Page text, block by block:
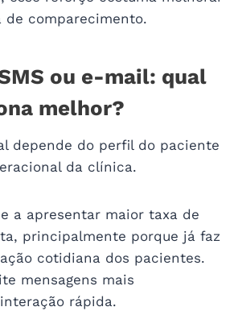
de comparecimento.
ou e-mail: qual
melhor?
depende do perfil do paciente
da clínica.
a apresentar maior taxa de
principalmente porque já faz
cotidiana dos pacientes.
mensagens mais
rápida.